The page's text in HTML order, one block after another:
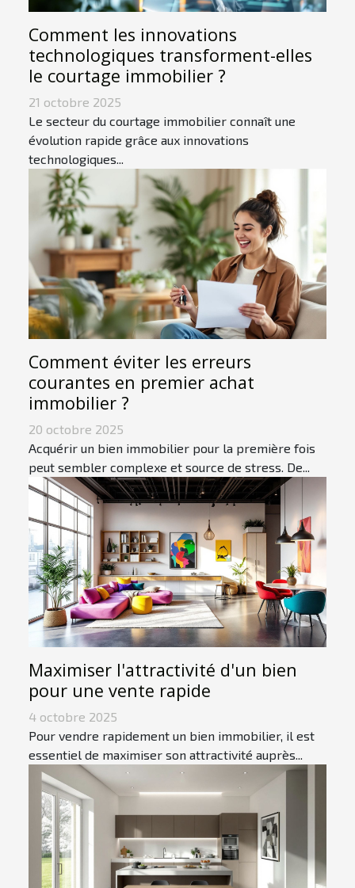
Comment les innovations
technologiques transforment-elles
le courtage immobilier ?
21 octobre 2025
Le secteur du courtage immobilier connaît une
évolution rapide grâce aux innovations
technologiques...
Comment éviter les erreurs
courantes en premier achat
immobilier ?
20 octobre 2025
Acquérir un bien immobilier pour la première fois
peut sembler complexe et source de stress. De...
Maximiser l'attractivité d'un bien
pour une vente rapide
4 octobre 2025
Pour vendre rapidement un bien immobilier, il est
essentiel de maximiser son attractivité auprès...